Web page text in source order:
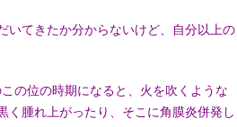
いてきたか分からないけど、自分以上の
の位の時期になると、火を吹くような
く腫れ上がったり、そこに角膜炎併発し